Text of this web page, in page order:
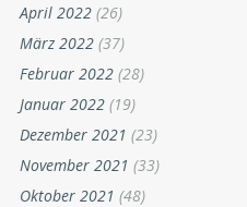
April 2022 (26)
März 2022 (37)
Februar 2022 (28)
Januar 2022 (19)
Dezember 2021 (23)
November 2021 (33)
Oktober 2021 (48)